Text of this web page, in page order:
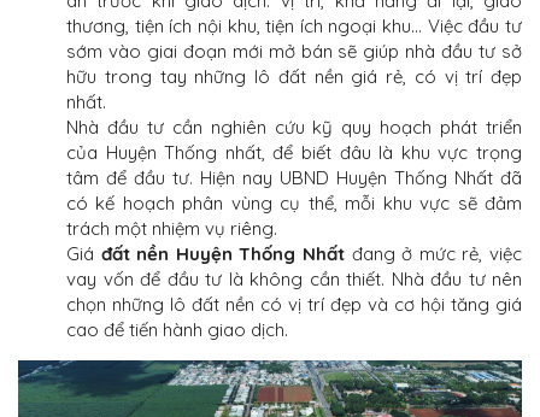
thương, tiện ích nội khu, tiện ích ngoại khu… Việc đầu tư
sớm vào giai đoạn mới mở bán sẽ giúp nhà đầu tư sở
hữu trong tay những lô đất nền giá rẻ, có vị trí đẹp
nhất.
Nhà đầu tư cần nghiên cứu kỹ quy hoạch phát triển
của Huyện Thống nhất, để biết đâu là khu vực trọng
tâm để đầu tư. Hiện nay UBND Huyện Thống Nhất đã
có kế hoạch phân vùng cụ thể, mỗi khu vực sẽ đảm
trách một nhiệm vụ riêng.
Giá đất nền Huyện Thống Nhất đang ở mức rẻ, việc
vay vốn để đầu tư là không cần thiết. Nhà đầu tư nên
chọn những lô đất nền có vị trí đẹp và cơ hội tăng giá
cao để tiến hành giao dịch.